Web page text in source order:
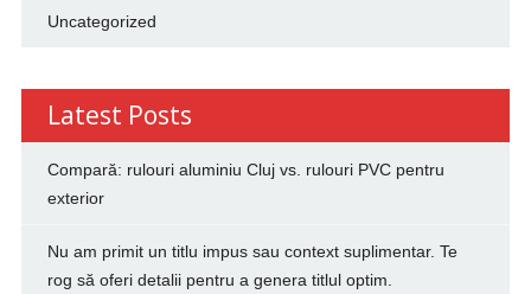
Uncategorized
Latest Posts
Compară: rulouri aluminiu Cluj vs. rulouri PVC pentru
exterior
Nu am primit un titlu impus sau context suplimentar. Te
rog să oferi detalii pentru a genera titlul optim.